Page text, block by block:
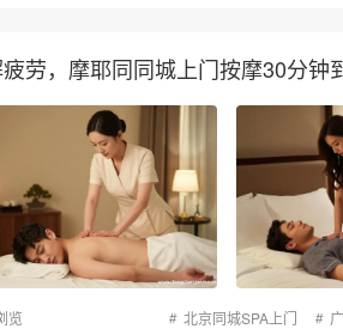
劳，摩耶同同城上门按摩30分钟
览 北京同城SPA上门